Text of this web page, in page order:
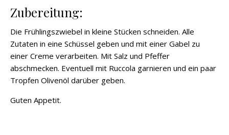
Zubereitung:
Die Frühlingszwiebel in kleine Stücken schneiden. Alle
Zutaten in eine Schüssel geben und mit einer Gabel zu
einer Creme verarbeiten. Mit Salz und Pfeffer
abschmecken. Eventuell mit Ruccola garnieren und ein paar
Tropfen Olivenöl darüber geben.
Guten Appetit.